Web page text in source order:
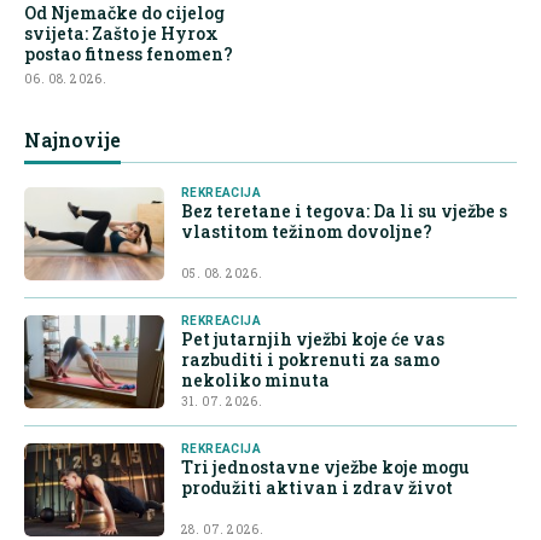
Od Njemačke do cijelog
svijeta: Zašto je Hyrox
postao fitness fenomen?
06. 08. 2026.
Najnovije
REKREACIJA
Bez teretane i tegova: Da li su vježbe s
vlastitom težinom dovoljne?
05. 08. 2026.
REKREACIJA
Pet jutarnjih vježbi koje će vas
razbuditi i pokrenuti za samo
nekoliko minuta
31. 07. 2026.
REKREACIJA
Tri jednostavne vježbe koje mogu
produžiti aktivan i zdrav život
28. 07. 2026.